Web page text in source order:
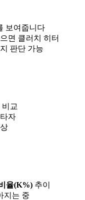
보여줍니다
면 클러치 히터
판단 가능
교
자
율(K%) 추이
지는 중